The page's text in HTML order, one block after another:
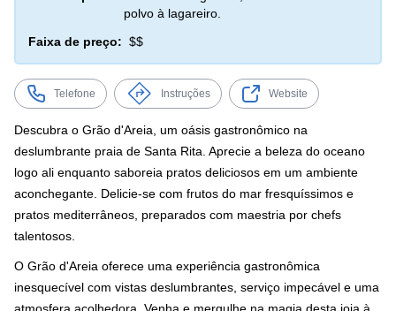
polvo à lagareiro.
Faixa de preço: $$
Telefone Instruções Website
Descubra o Grão d'Areia, um oásis gastronômico na
deslumbrante praia de Santa Rita. Aprecie a beleza do oceano
logo ali enquanto saboreia pratos deliciosos em um ambiente
aconchegante. Delicie-se com frutos do mar fresquíssimos e
pratos mediterrâneos, preparados com maestria por chefs
talentosos.
O Grão d'Areia oferece uma experiência gastronômica
inesquecível com vistas deslumbrantes, serviço impecável e uma